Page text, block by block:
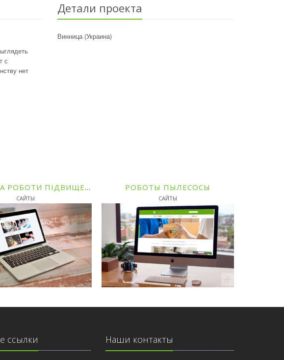
с
нет
Детали проекта
Винница (Украина)
ДОЗВІЛ НА РОБОТИ ПІДВИЩЕНОЇ НЕБЕЗПЕКИ - ТОВ ПРОФТЕХЕКСПЕРТИЗА
САЙТЫ
РОБОТЫ ПЫЛЕСОСЫ
САЙТЫ
ссылки Наши контакты